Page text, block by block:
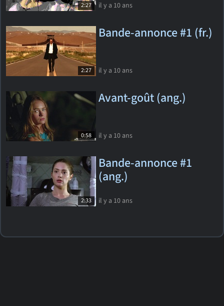
2:27 il y a 10 ans
2:27
Bande-annonce #1 (fr.)
il y a 10 ans
0:58
Avant-goût (ang.)
il y a 10 ans
2:33
Bande-annonce #1
(ang.)
il y a 10 ans